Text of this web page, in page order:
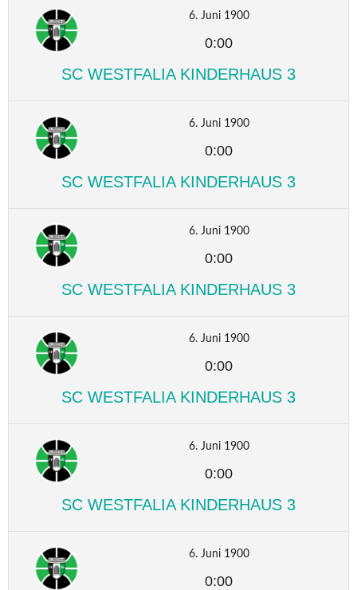
6. Juni 1900
0:00
SC WESTFALIA KINDERHAUS 3
6. Juni 1900
0:00
SC WESTFALIA KINDERHAUS 3
6. Juni 1900
0:00
SC WESTFALIA KINDERHAUS 3
6. Juni 1900
0:00
SC WESTFALIA KINDERHAUS 3
6. Juni 1900
0:00
SC WESTFALIA KINDERHAUS 3
6. Juni 1900
0:00